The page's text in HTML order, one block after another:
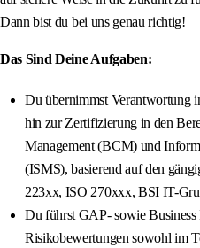
Dann bist du bei uns genau richtig!
Das Sind Deine Aufgaben:
Du übernimmst Verantwortung
hin zur Zertifizierung in den
Management (BCM) und
(ISMS), basierend auf den
223xx, ISO 270xxx, BSI IT-
Du führst GAP- sowie
Risikobewertungen sowohl im